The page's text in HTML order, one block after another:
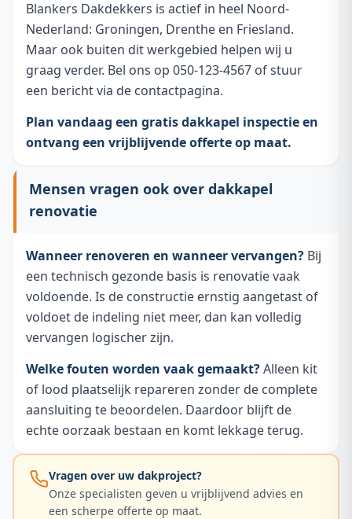
Blankers Dakdekkers is actief in heel Noord-
Nederland: Groningen, Drenthe en Friesland.
Maar ook buiten dit werkgebied helpen wij u
graag verder. Bel ons op 050-123-4567 of stuur
een bericht via de contactpagina.
Plan vandaag een gratis dakkapel inspectie en
ontvang een vrijblijvende offerte op maat.
Mensen vragen ook over dakkapel
renovatie
Wanneer renoveren en wanneer vervangen? Bij
een technisch gezonde basis is renovatie vaak
voldoende. Is de constructie ernstig aangetast of
voldoet de indeling niet meer, dan kan volledig
vervangen logischer zijn.
Welke fouten worden vaak gemaakt?Alleen kit
of lood plaatselijk repareren zonder de complete
aansluiting te beoordelen. Daardoor blijft de
echte oorzaak bestaan en komt lekkage terug.
Vragen over uw dakproject?
Onze specialisten geven u vrijblijvend advies en
een scherpe offerte op maat.